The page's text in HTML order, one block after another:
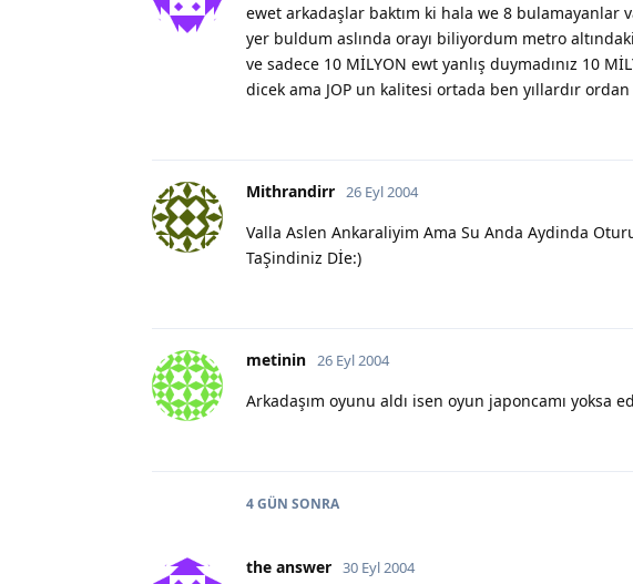
ewet arkadaşlar baktım ki hala we 8
yer buldum aslında orayı biliyordum metro
ve sadece 10 MİLYON ewt yanlış duymadınız 10
dicek ama JOP un kalitesi ortada ben yıllardır
Mithrandirr 26 Eyl 2004
Valla Aslen Ankaraliyim Ama Su Anda Aydinda
TaŞindiniz Dİe:)
metinin 26 Eyl 2004
Arkadaşım oyunu aldı isen oyun japoncamı yoksa
4 GÜN SONRA
the answer 30 Eyl 2004